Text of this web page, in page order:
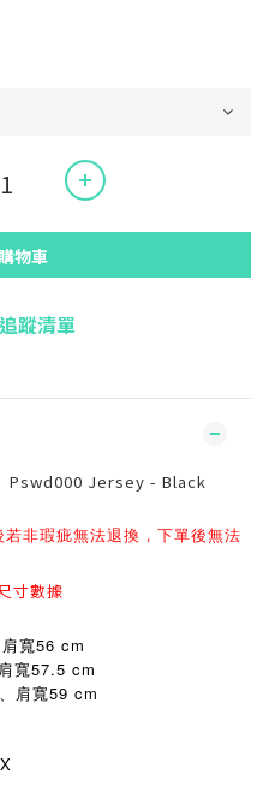
物車
蹤清單
Jersey - Black
非瑕疵無法退換，下單後無法
寸數據
寬56 cm
寬57.5 cm
肩寬59 cm